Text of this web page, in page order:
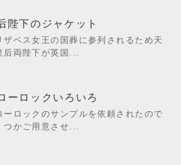
陛下のジャケット
ザベス女王の国葬に参列されるため天
后両陛下が英国...
ーロックいろいろ
ーロックのサンプルを依頼されたので
つかご用意させ...